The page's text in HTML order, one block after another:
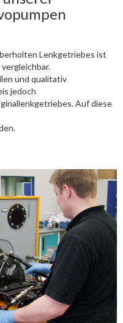
Lenkgetriebes ist
und qualitativ
jedoch
Auf diese